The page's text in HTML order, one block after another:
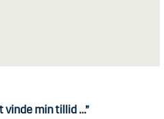
vinde min tillid …”